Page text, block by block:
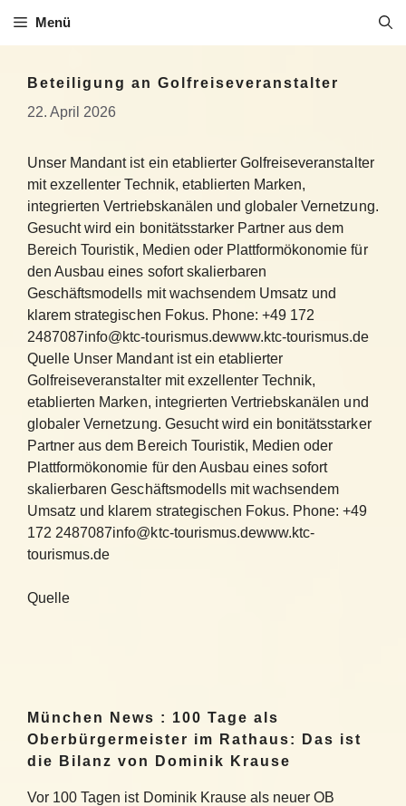
Inhalt
Menü
Beteiligung an Golfreiseveranstalter
22. April 2026
Unser Mandant ist ein etablierter Golfreiseveranstalter
mit exzellenter Technik, etablierten Marken,
integrierten Vertriebskanälen und globaler Vernetzung.
Gesucht wird ein bonitätsstarker Partner aus dem
Bereich Touristik, Medien oder Plattformökonomie für
den Ausbau eines sofort skalierbaren
Geschäftsmodells mit wachsendem Umsatz und
klarem strategischen Fokus. Phone: +49 172
2487087info@ktc-tourismus.dewww.ktc-tourismus.de
Quelle Unser Mandant ist ein etablierter
Golfreiseveranstalter mit exzellenter Technik,
etablierten Marken, integrierten Vertriebskanälen und
globaler Vernetzung. Gesucht wird ein bonitätsstarker
Partner aus dem Bereich Touristik, Medien oder
Plattformökonomie für den Ausbau eines sofort
skalierbaren Geschäftsmodells mit wachsendem
Umsatz und klarem strategischen Fokus. Phone: +49
172 2487087info@ktc-tourismus.dewww.ktc-
tourismus.de
Quelle
München News : 100 Tage als
Oberbürgermeister im Rathaus: Das ist
die Bilanz von Dominik Krause
Vor 100 Tagen ist Dominik Krause als neuer OB